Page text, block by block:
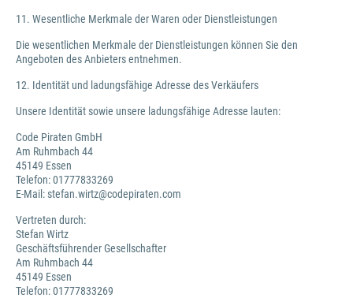
11. Wesentliche Merkmale der Waren oder Dienstleistungen
Die wesentlichen Merkmale der Dienstleistungen können Sie den
Angeboten des Anbieters entnehmen.
12. Identität und ladungsfähige Adresse des Verkäufers
Unsere Identität sowie unsere ladungsfähige Adresse lauten:
Code Piraten GmbH
Am Ruhmbach 44
45149 Essen
Telefon: 01777833269
E-Mail: stefan.wirtz@codepiraten.com
Vertreten durch:
Stefan Wirtz
Geschäftsführender Gesellschafter
Am Ruhmbach 44
45149 Essen
Telefon: 01777833269